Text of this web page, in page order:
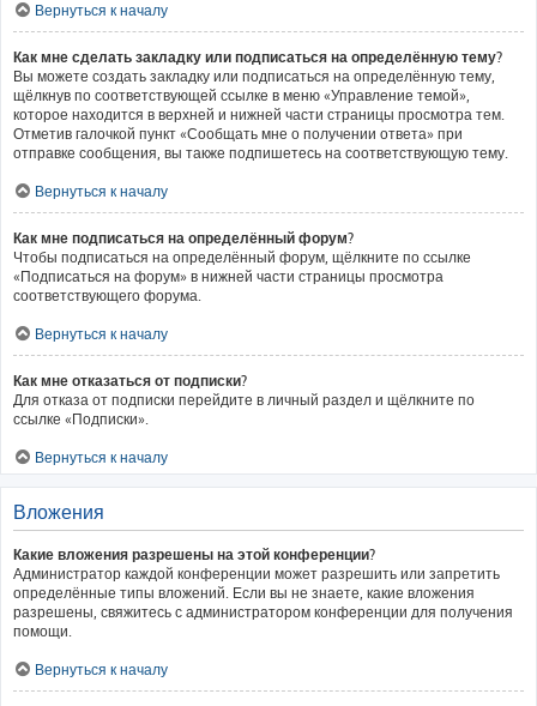
Вернуться к началу
Как мне сделать закладку или подписаться на определённую тему?
Вы можете создать закладку или подписаться на определённую тему,
щёлкнув по соответствующей ссылке в меню «Управление темой»,
которое находится в верхней и нижней части страницы просмотра тем.
Отметив галочкой пункт «Сообщать мне о получении ответа» при
отправке сообщения, вы также подпишетесь на соответствующую тему.
Вернуться к началу
Как мне подписаться на определённый форум?
Чтобы подписаться на определённый форум, щёлкните по ссылке
«Подписаться на форум» в нижней части страницы просмотра
соответствующего форума.
Вернуться к началу
Как мне отказаться от подписки?
Для отказа от подписки перейдите в личный раздел и щёлкните по
ссылке «Подписки».
Вернуться к началу
Вложения
Какие вложения разрешены на этой конференции?
Администратор каждой конференции может разрешить или запретить
определённые типы вложений. Если вы не знаете, какие вложения
разрешены, свяжитесь с администратором конференции для получения
помощи.
Вернуться к началу